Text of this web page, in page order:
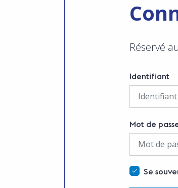
Réservé
Identifiant
Mot de
Se